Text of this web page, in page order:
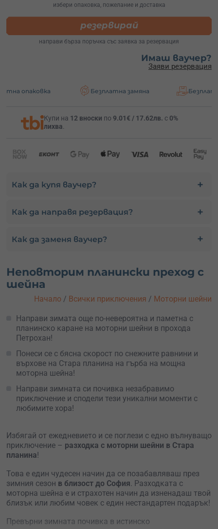
избери опаковка, пожелание и доставка
резервирай
направи бърза поръчка със заявка за резервация
Имаш ваучер?
Заяви резервация
Безплатна замяна Безплатна
Купи на 12 вноски по 9.01€ / 17.62лв. с 0%
лихва.
Как да купя ваучер?
Как да направя резервация?
Как да заменя ваучер?
Неповторим планински преход с
шейна
Начало / Всички приключения / Моторни шейни
Направи зимата още по-невероятна и паметна с
планинско каране на моторни шейни в прохода
Петрохан!
Понеси се с бясна скорост по снежните равнини и
върхове на Стара планина на гърба на мощна
моторна шейна!
Направи зимната си почивка незабравимо
приключение и сподели тези уникални моменти с
любимите хора!
Избягай от ежедневието и се поглези с едно вълнуващо
приключение – разходка с моторни шейни в Стара
планина!
Това е един чудесен начин да се позабавляваш през
зимния сезон в близост до София. Разходката с
моторна шейна е и страхотен начин да изненадаш твой
близък или любим човек с един нестандартен подарък!
Превърни зимната почивка в истинско